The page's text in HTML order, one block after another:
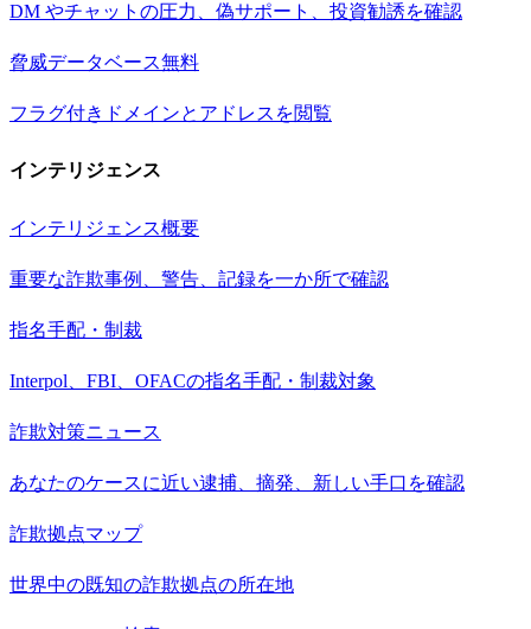
DM やチャットの圧力、偽サポート、投資勧誘を確認
脅威データベース無料
フラグ付きドメインとアドレスを閲覧
インテリジェンス
インテリジェンス概要
重要な詐欺事例、警告、記録を一か所で確認
指名手配・制裁
Interpol、FBI、OFACの指名手配・制裁対象
詐欺対策ニュース
あなたのケースに近い逮捕、摘発、新しい手口を確認
詐欺拠点マップ
世界中の既知の詐欺拠点の所在地